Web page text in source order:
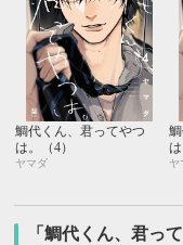
鯛代くん、君ってやつ
は。（4）
ヤマダ ヤ
「鯛代くん、君っ